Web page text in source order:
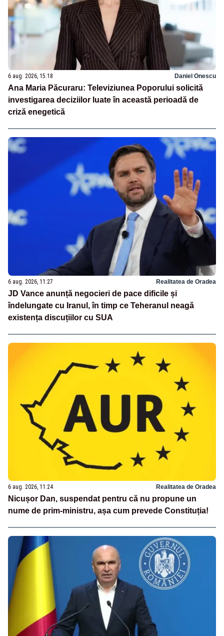
6 aug. 2026, 15:18 Daniel Onescu
Ana Maria Păcuraru: Televiziunea Poporului solicită
investigarea deciziilor luate în această perioadă de
criză enegetică
6 aug. 2026, 11:27 Realitatea de Oradea
JD Vance anunță negocieri de pace dificile și
îndelungate cu Iranul, în timp ce Teheranul neagă
existența discuțiilor cu SUA
6 aug. 2026, 11:24 Realitatea de Oradea
Nicușor Dan, suspendat pentru că nu propune un
nume de prim-ministru, așa cum prevede Constituția!